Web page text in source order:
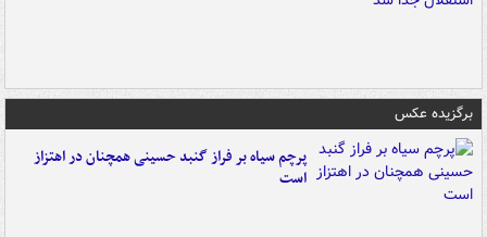
برگزیده عکس
پرچم سیاه بر فراز گنبد حسینی همچنان در اهتزاز
است